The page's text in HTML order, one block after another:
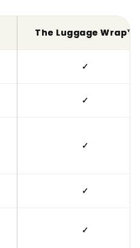
The Luggage Wrap™
✓
✓
✓
✓
✓